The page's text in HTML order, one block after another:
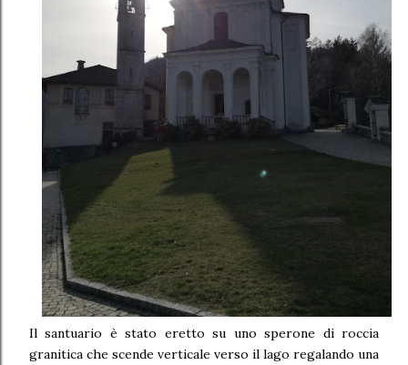
Il santuario è stato eretto su uno sperone di roccia
granitica che scende verticale verso il lago regalando una